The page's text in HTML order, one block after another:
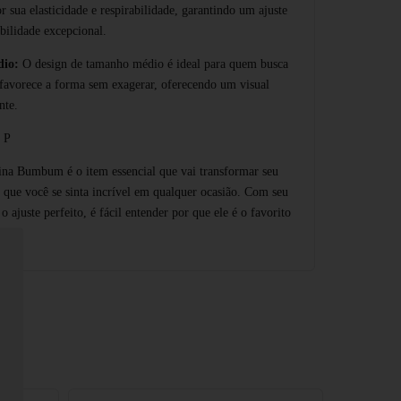
sua elasticidade e respirabilidade, garantindo um ajuste
excepcional.
O design de tamanho médio é ideal para quem busca
a forma sem exagerar, oferecendo um visual
P
Bumbum é o item essencial que vai transformar seu
que você se sinta incrível em qualquer ocasião. Com seu
ajuste perfeito, é fácil entender por que ele é o favorito